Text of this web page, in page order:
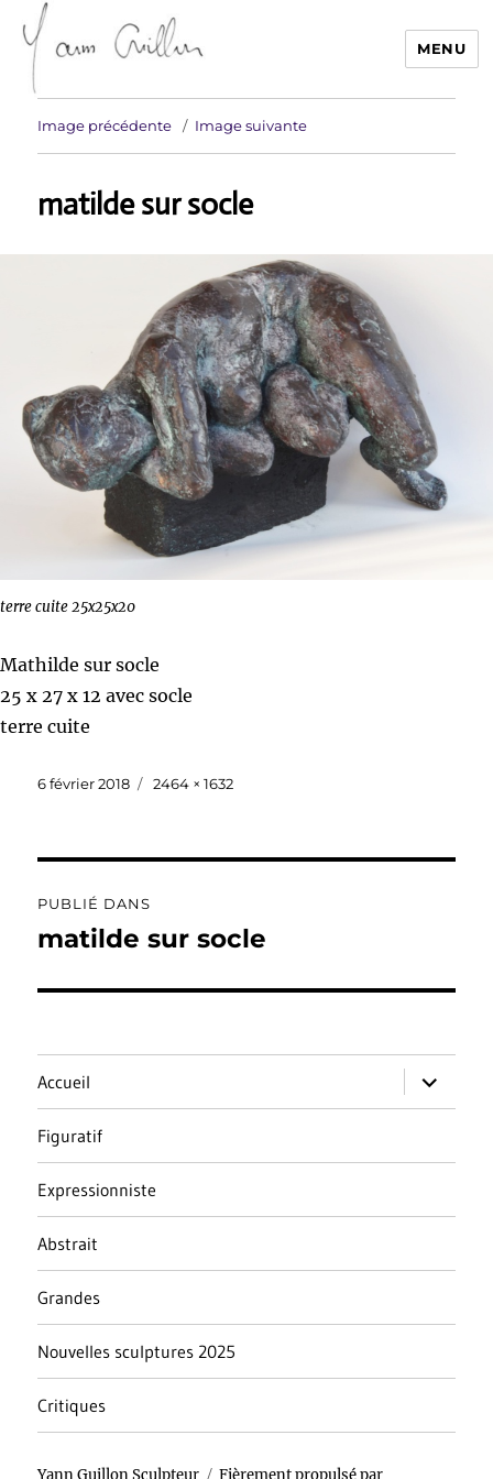
Yann Guillon Sculpteur
MENU
Image précédente Image suivante
matilde sur socle
terre cuite 25x25x20
Mathilde sur socle
25 x 27 x 12 avec socle
terre cuite
Publié
6 février 2018
Taille
2464 × 1632
de
PUBLIÉ DANS
matilde sur socle
Accueil
ouvrir
le
sous-
Figuratif
Expressionniste
Abstrait
Grandes
Nouvelles sculptures 2025
Critiques